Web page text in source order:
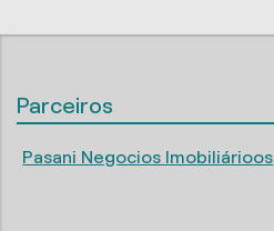
Parceiros
Pasani Negocios Imobiliárioos